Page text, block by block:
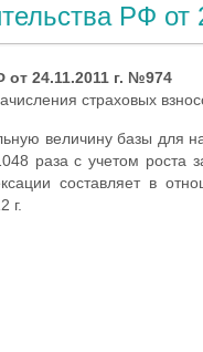
РФ от
24.11.2011 г. №974
страховых
величину базы для
раза с учетом
составляет в
г.